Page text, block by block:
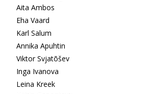
Aita Ambos
Eha Vaard
Karl Salum
Annika Apuhtin
Viktor Svjatõšev
Inga Ivanova
Leina Kreek